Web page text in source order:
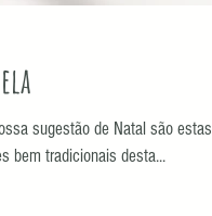
sugestão de Natal são estas
bem tradicionais desta...